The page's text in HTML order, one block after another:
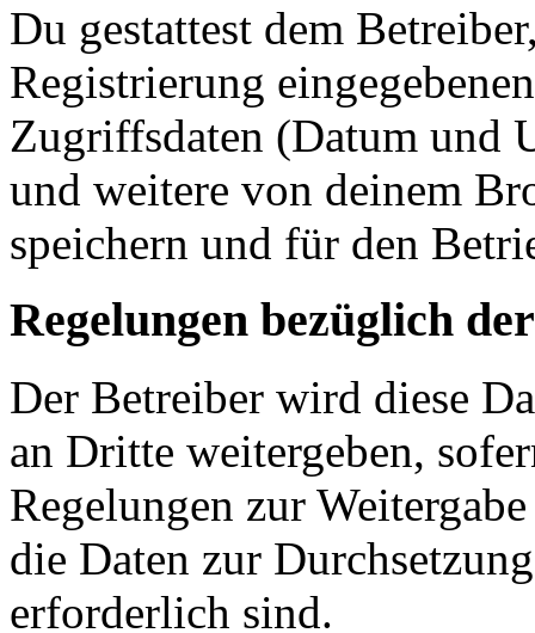
Du gestattest dem
Registrierung
Zugriffsdaten (Datum und
und weitere von deinem
speichern und für den
Regelungen bezüglich
Der Betreiber wird diese
an Dritte weitergeben,
Regelungen zur
die Daten zur
erforderlich sind.